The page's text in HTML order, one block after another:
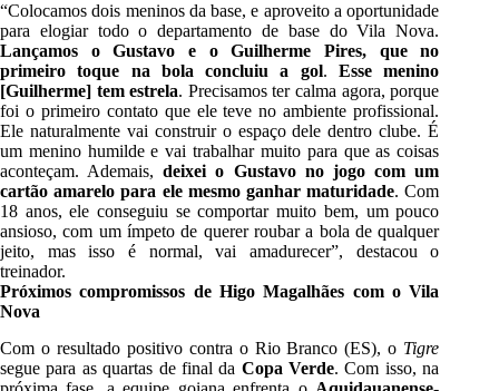
“Colocamos dois meninos da base, e aproveito a oportunidade
para elogiar todo o departamento de base do Vila Nova.
Lançamos o Gustavo e o Guilherme Pires, que no
primeiro toque na bola concluiu a gol. Esse menino
[Guilherme] tem estrela. Precisamos ter calma agora, porque
foi o primeiro contato que ele teve no ambiente profissional.
Ele naturalmente vai construir o espaço dele dentro clube. É
um menino humilde e vai trabalhar muito para que as coisas
aconteçam. Ademais,deixei o Gustavo no jogo com um
cartão amarelo para ele mesmo ganhar maturidade. Com
18 anos, ele conseguiu se comportar muito bem, um pouco
ansioso, com um ímpeto de querer roubar a bola de qualquer
jeito, mas isso é normal, vai amadurecer”, destacou o
treinador.
Próximos compromissos de Higo Magalhães com o Vila
Nova
Com o resultado positivo contra o Rio Branco (ES), o Tigre
segue para as quartas de final da Copa Verde. Com isso, na